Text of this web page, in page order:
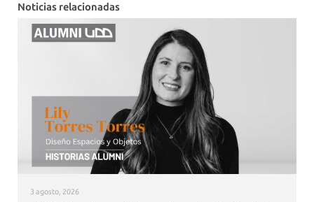
Noticias relacionadas
3 agosto, 2026